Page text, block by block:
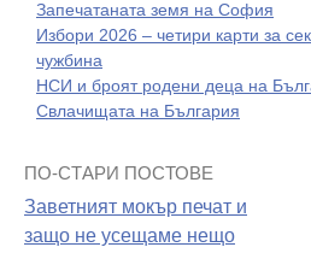
Запечатаната земя на София
Избори 2026 – четири карти за
чужбина
НСИ и броят родени деца на
Свлачищата на България
Навигация
на
ПО-СТАРИ ПОСТОВЕ
Заветният мокър печат и
защо не усещаме нещо